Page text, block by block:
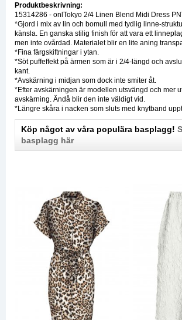
Produktbeskrivning:
15314286 - onlTokyo 2/4 Linen Blend Midi Dress
*Gjord i mix av lin och bomull med tydlig linne-
känsla. En ganska stilig finish för att vara ett
men inte ovårdad. Materialet blir en lite aning
*Fina färgskiftningar i ytan.
*Söt puffeffekt på ärmen som är i 2/4-längd och
kant.
*Avskärning i midjan som dock inte smiter åt.
*Efter avskärningen är modellen utsvängd och mer
avskärning. Ändå blir den inte väldigt vid.
*Längre skåra i nacken som sluts med knytband
Köp något av våra populära basplagg!
basplagg här